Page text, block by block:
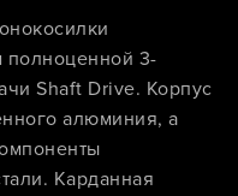
полноценной 3-
Shaft Drive. Корпус
алюминия, а
Карданная